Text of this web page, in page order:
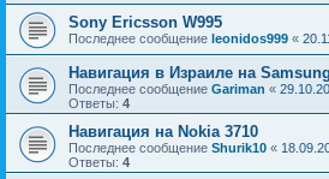
Sony Ericsson W995
Последнее сообщение leonidos999 «
Навигация в Израиле на
Последнее сообщение Gariman «
Ответы: 4
Навигация на Nokia 3710
Последнее сообщение Shurik10 «
Ответы: 4